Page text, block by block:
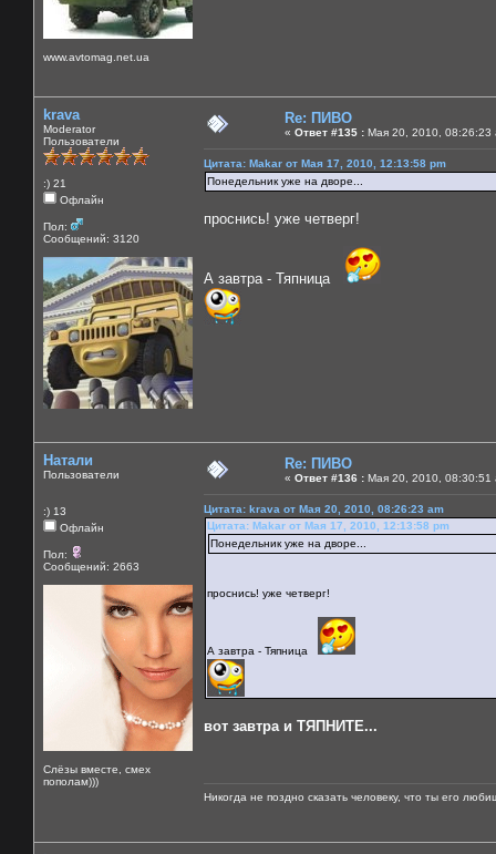
www.avtomag.net.ua
krava
Moderator
Пользователи
:) 21
Офлайн
Пол:
Сообщений: 3120
Re: ПИВО
« Ответ #135 : Мая 20, 2010, 08:26:23
Цитата: Makar от Мая 17, 2010, 12:13:58 pm
Понедельник уже на дворе...
проснись! уже четверг!
А завтра - Тяпница
Натали
Пользователи
:) 13
Офлайн
Пол:
Сообщений: 2663
Слёзы вместе, смех
пополам)))
Re: ПИВО
« Ответ #136 : Мая 20, 2010, 08:30:51
Цитата: krava от Мая 20, 2010, 08:26:23 am
Цитата: Makar от Мая 17, 2010, 12:13:58 pm
Понедельник уже на дворе...
проснись! уже четверг!
А завтра - Тяпница
вот завтра и ТЯПНИТЕ...
Никогда не поздно сказать человеку, что ты его